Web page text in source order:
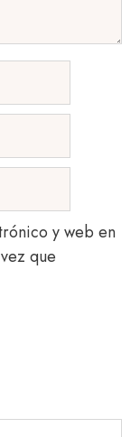
y web en
que